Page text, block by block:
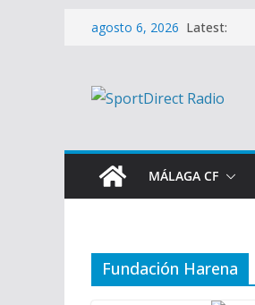
Saltaragosto 6, 2026 Latest:
MÁLAGA CF
Fundación Harena